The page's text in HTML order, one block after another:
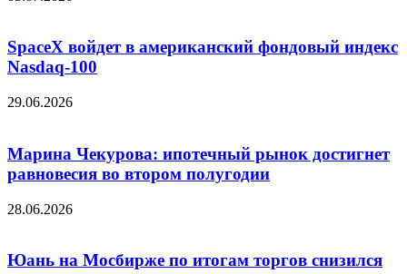
SpaceX войдет в американский фондовый индекс
Nasdaq-100
29.06.2026
Марина Чекурова: ипотечный рынок достигнет
равновесия во втором полугодии
28.06.2026
Юань на Мосбирже по итогам торгов снизился